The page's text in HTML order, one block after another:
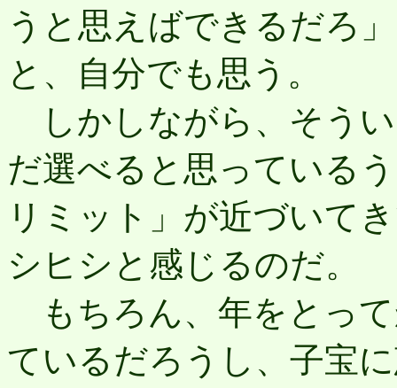
うと思えばできるだろ
と、自分でも思う。
しかしながら、そう
だ選べると思っている
リミット」が近づいて
シヒシと感じるのだ。
もちろん、年をとっ
ているだろうし、子宝